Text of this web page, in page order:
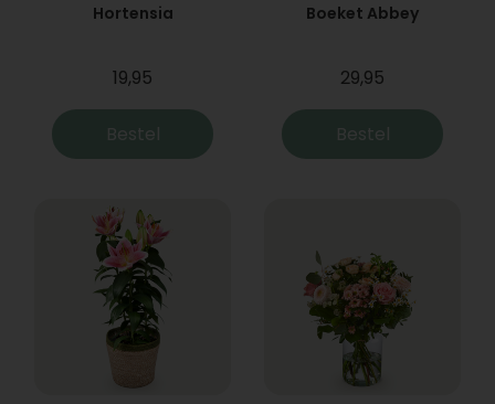
Hortensia
19,95
Bestel
Boeket Abbey
29,95
Bestel